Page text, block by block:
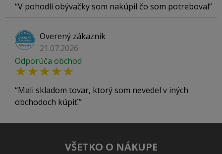
V pohodlí obývačky som nakúpil čo som potreboval
Overený zákazník
21.07.2026
Odporúča obchod
Mali skladom tovar, ktorý som nevedel v iných
obchodoch kúpiť.
VŠETKO O NÁKUPE